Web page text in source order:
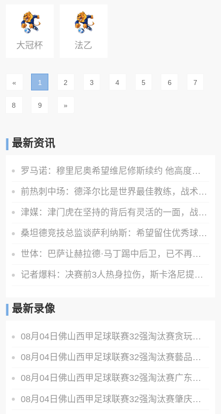
杯
大冠杯 法乙
« 1 2 3 4 5 6 7
8 9 »
最新资讯
罗马诺：穆里尼奥希望维尼修斯续约 他高度参与续约谈判&推动留队
前热刺中场：德泽尔比是世界最佳教练，战术造诣和为人处世都出色
津媒：津门虎在坚持的背后有灵活的一面，战术层面不断变化
桑坦德竞技总监谈萨利纳斯：希望留住优秀球员，他的表现堪称典范
世体：巴萨让赫拉德·马丁踢中后卫，已不再是临时试验
记者爆料：决赛前3人热身拉伤，斯卡洛尼提保守踢法遭大马丁反对
最新录像
08月04日佛山西甲足球联赛32强淘汰赛贪玩游戏VS美的薪火全场录像
08月04日佛山西甲足球联赛32强淘汰赛藝品高國際VS湛江狂狼·粵辉能源全场录像
08月04日佛山西甲足球联赛32强淘汰赛广东西南建设VS香港圣徒全场录像
08月04日佛山西甲足球联赛32强淘汰赛肇庆恒骏成VS三七互娱全场录像